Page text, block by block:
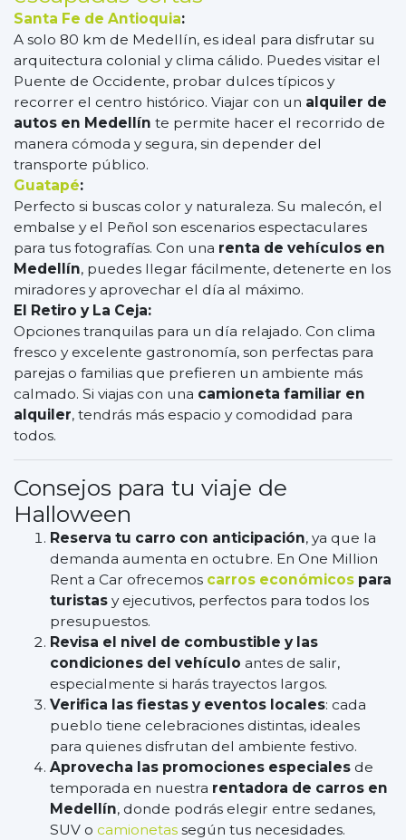
Santa Fe de Antioquia:
A solo 80 km de Medellín, es ideal para disfrutar su
arquitectura colonial y clima cálido. Puedes visitar el
Puente de Occidente, probar dulces típicos y
recorrer el centro histórico. Viajar con un alquiler de
autos en Medellín te permite hacer el recorrido de
manera cómoda y segura, sin depender del
transporte público.
Guatapé:
Perfecto si buscas color y naturaleza. Su malecón, el
embalse y el Peñol son escenarios espectaculares
para tus fotografías. Con una renta de vehículos en
Medellín, puedes llegar fácilmente, detenerte en los
miradores y aprovechar el día al máximo.
El Retiro y La Ceja:
Opciones tranquilas para un día relajado. Con clima
fresco y excelente gastronomía, son perfectas para
parejas o familias que prefieren un ambiente más
calmado. Si viajas con una camioneta familiar en
alquiler, tendrás más espacio y comodidad para
todos.
Consejos para tu viaje de
Halloween
Reserva tu carro con anticipación, ya que la
demanda aumenta en octubre. En One Million
Rent a Car ofrecemos carros económicos para
turistas y ejecutivos, perfectos para todos los
presupuestos.
Revisa el nivel de combustible y las
condiciones del vehículo antes de salir,
especialmente si harás trayectos largos.
Verifica las fiestas y eventos locales: cada
pueblo tiene celebraciones distintas, ideales
para quienes disfrutan del ambiente festivo.
Aprovecha las promociones especiales de
temporada en nuestra rentadora de carros en
Medellín, donde podrás elegir entre sedanes,
SUV o camionetas según tus necesidades.